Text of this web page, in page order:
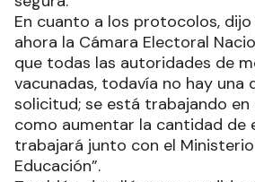
En cuanto a los protocolos, dijo
ahora la Cámara Electoral
que todas las autoridades de
vacunadas, todavía no hay una
solicitud; se está trabajando
como aumentar la cantidad de
trabajará junto con el
Educación”.